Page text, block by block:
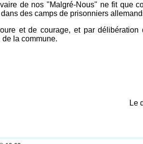
de nos "Malgré-Nous" ne fit que
des camps de prisonniers
et de courage, et par
la commune.
Le